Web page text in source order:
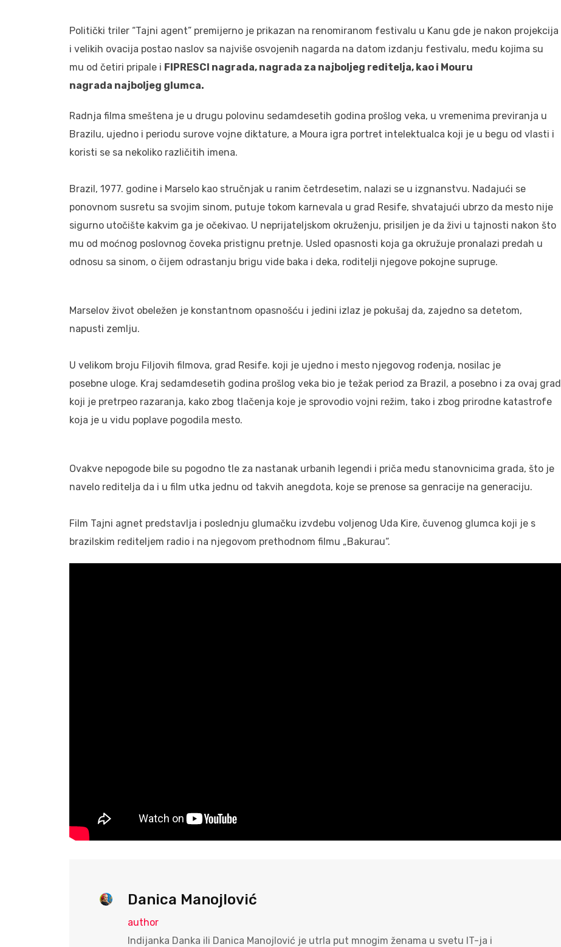
Politički triler “Tajni agent” premijerno je prikazan na renomiranom festivalu u Kanu gde je nakon projekcija
i velikih ovacija postao naslov sa najviše osvojenih nagarda na datom izdanju festivalu, među kojima su
mu od četiri pripale i FIPRESCI nagrada, nagrada za najboljeg reditelja, kao i Mouru
nagrada najboljeg glumca.
Radnja filma smeštena je u drugu polovinu sedamdesetih godina prošlog veka, u vremenima previranja u
Brazilu, ujedno i periodu surove vojne diktature, a Moura igra portret intelektualca koji je u begu od vlasti i
koristi se sa nekoliko različitih imena.
Brazil, 1977. godine i Marselo kao stručnjak u ranim četrdesetim, nalazi se u izgnanstvu. Nadajući se
ponovnom susretu sa svojim sinom, putuje tokom karnevala u grad Resife, shvatajući ubrzo da mesto nije
sigurno utočište kakvim ga je očekivao. U neprijateljskom okruženju, prisiljen je da živi u tajnosti nakon što
mu od moćnog poslovnog čoveka pristignu pretnje. Usled opasnosti koja ga okružuje pronalazi predah u
odnosu sa sinom, o čijem odrastanju brigu vide baka i deka, roditelji njegove pokojne supruge.
Marselov život obeležen je konstantnom opasnošću i jedini izlaz je pokušaj da, zajedno sa detetom,
napusti zemlju.
U velikom broju Filjovih filmova, grad Resife. koji je ujedno i mesto njegovog rođenja, nosilac je
posebne uloge. Kraj sedamdesetih godina prošlog veka bio je težak period za Brazil, a posebno i za ovaj grad
koji je pretrpeo razaranja, kako zbog tlačenja koje je sprovodio vojni režim, tako i zbog prirodne katastrofe
koja je u vidu poplave pogodila mesto.
Ovakve nepogode bile su pogodno tle za nastanak urbanih legendi i priča među stanovnicima grada, što je
navelo reditelja da i u film utka jednu od takvih anegdota, koje se prenose sa genracije na generaciju.
Film Tajni agnet predstavlja i poslednju glumačku izvdebu voljenog Uda Kire, čuvenog glumca koji je s
brazilskim rediteljem radio i na njegovom prethodnom filmu „Bakurau“.
Danica Manojlović
author
Indijanka Danka ili Danica Manojlović je utrla put mnogim ženama u svetu IT-ja i